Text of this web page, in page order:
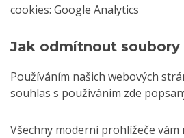
cookies: Google Analytics
Jak odmítnout soubory
Používáním našich webových
souhlas s používáním zde
Všechny moderní prohlížeče